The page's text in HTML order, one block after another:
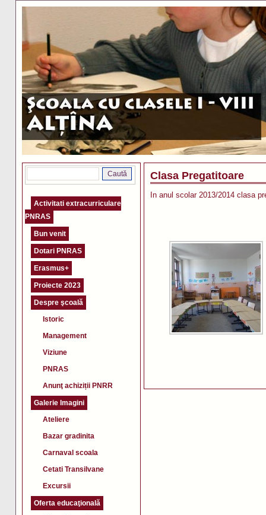
Activitati extracurriculare
PNRAS
Bun venit
Dotari PNRAS
Erasmus+
Proiecte 2023
Despre şcoală
Istoric
Management
Viziune
PNRAS
Anunţ achiziții PNRR
Galerie Imagini
Ateliere
Bazar gradinita
Carnaval scoala
Cetati Transilvane
Excursii
Oferta educaţională
Clasa Pregatitoare
In anul scolar 2013/2014 clasa